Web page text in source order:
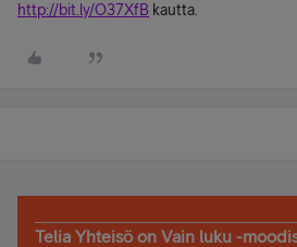
http://bit.ly/O37XfB kautta.
Telia Yhteisö on Vain luku -